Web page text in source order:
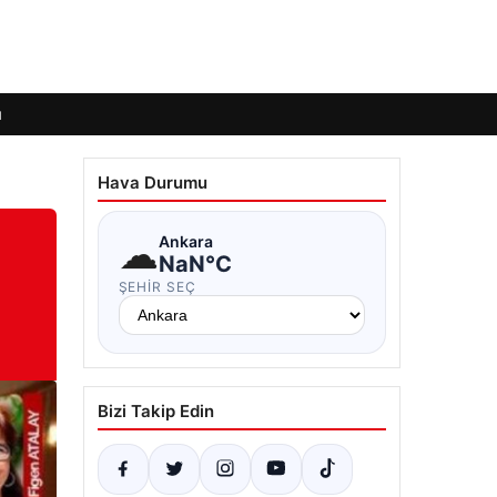
Hava Durumu
☁Ankara
NaN°C
ŞEHIR SEÇ
Bizi Takip Edin